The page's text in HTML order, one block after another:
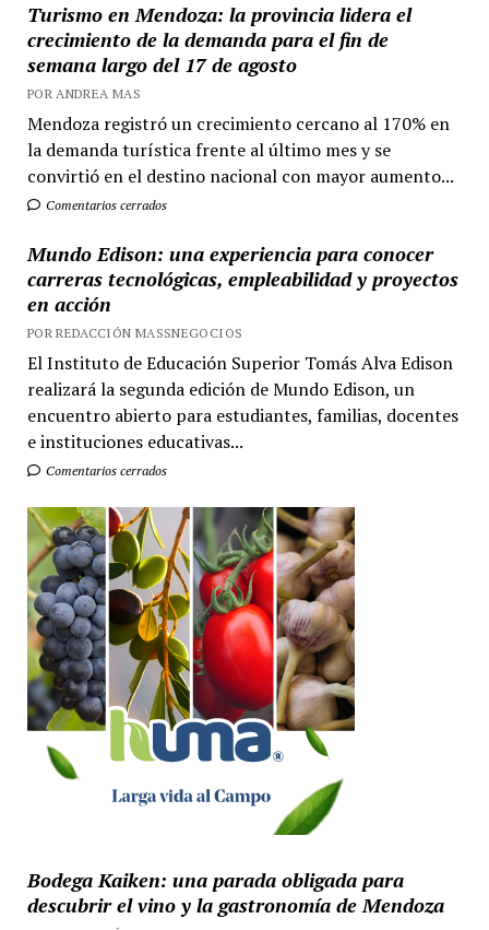
Turismo en Mendoza: la provincia lidera el
crecimiento de la demanda para el fin de
semana largo del 17 de agosto
POR ANDREA MAS
Mendoza registró un crecimiento cercano al 170% en
la demanda turística frente al último mes y se
convirtió en el destino nacional con mayor aumento...
Comentarios cerrados
Mundo Edison: una experiencia para conocer
carreras tecnológicas, empleabilidad y proyectos
en acción
POR REDACCIÓN MASSNEGOCIOS
El Instituto de Educación Superior Tomás Alva Edison
realizará la segunda edición de Mundo Edison, un
encuentro abierto para estudiantes, familias, docentes
e instituciones educativas...
Comentarios cerrados
Bodega Kaiken: una parada obligada para
descubrir el vino y la gastronomía de Mendoza